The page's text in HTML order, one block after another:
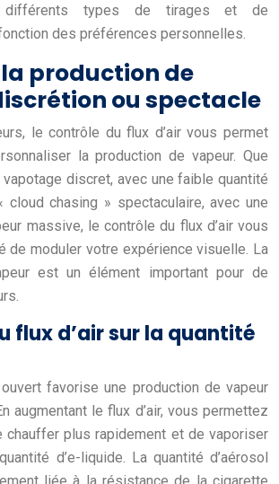
différents types de tirages et de
des préférences personnelles.
production de
ou spectacle
le contrôle du flux d’air vous permet
la production de vapeur. Que
discret, avec une faible quantité
cloud chasing » spectaculaire, avec une
massive, le contrôle du flux d’air vous
moduler votre expérience visuelle. La
est un élément important pour de
flux d’air sur la quantité
favorise une production de vapeur
augmentant le flux d’air, vous permettez
chauffer plus rapidement et de vaporiser
d’e-liquide. La quantité d’aérosol